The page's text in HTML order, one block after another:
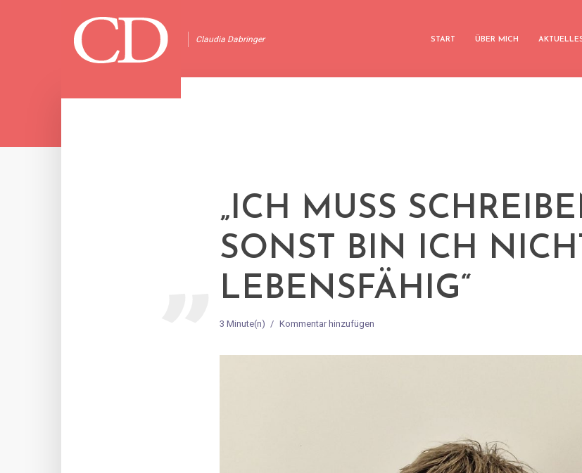
Claudia Dabringer START ÜBER MICH
„ICH MUSS
SONST BIN ICH
LEBENSFÄHIG“
3 Minute(n) Kommentar hinzufügen